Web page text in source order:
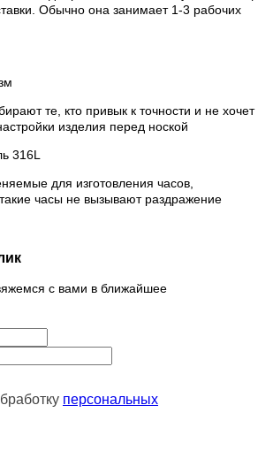
Обычно она занимает 1-3 рабочих
те, кто привык к точности и не хочет
изделия перед ноской
316L
для изготовления часов,
часы не вызывают раздражение
с вами в ближайшее
персональныx